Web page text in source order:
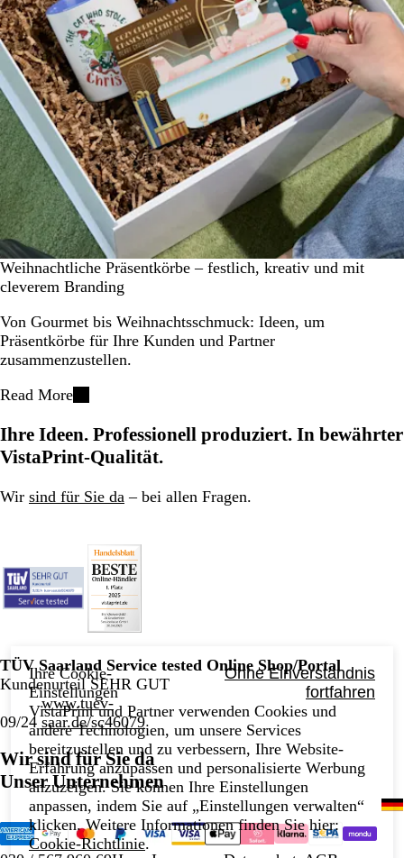
Weihnachtliche Präsentkörbe – festlich, kreativ und mit
cleverem Branding
Von Gourmet bis Weihnachtsschmuck: Ideen, um
Präsentkörbe für Ihre Kunden und Partner
zusammenzustellen.
Read More
Ihre Ideen. Professionell produziert. In bewährter
VistaPrint-Qualität.
Wir sind für Sie da – bei allen Fragen.
TÜV Saarland Service tested Online Shop/Portal
Kundenurteil SEHR GUT
09/24
www.tuev-
saar.de/sc46079
Wir sind für Sie da
Unser Unternehmen
Ihre Cookie-
Einstellungen
Ohne Einverständnis
fortfahren
VistaPrint und Partner verwenden Cookies und
andere Technologien, um unsere Services
bereitzustellen und zu verbessern, Ihre Website-
Erfahrung anzupassen und personalisierte Werbung
anzuzeigen. Sie können Ihre Einstellungen
anpassen, indem Sie auf „Einstellungen verwalten“
klicken. Weitere Informationen finden Sie hier:
Cookie-Richtlinie.